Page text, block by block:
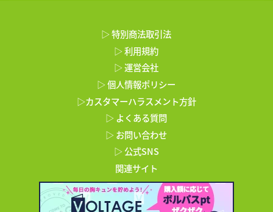
▷ 特別商法取引法
▷ 利用規約
▷ 運営会社
▷ 個人情報ポリシー
▷カスタマーハラスメント方針
▷ よくある質問
▷ お問い合わせ
▷ 公式SNS
関連サイト